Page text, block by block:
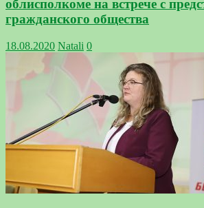
облисполкоме на встрече с
гражданского общества
18.08.2020 Natali 0